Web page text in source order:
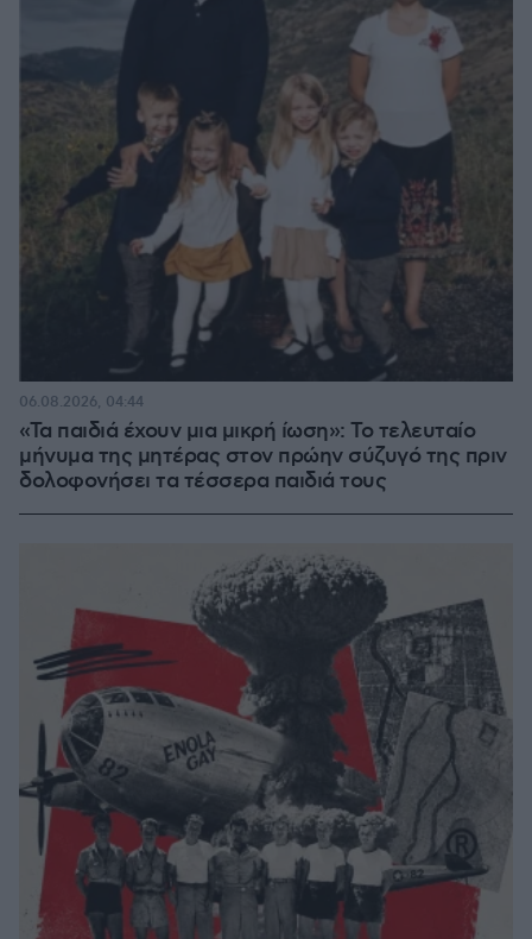
«Τα παιδιά έχουν μια μικρή ίωση»: Το τελευταίο
μήνυμα της μητέρας στον πρώην σύζυγό της πριν
δολοφονήσει τα τέσσερα παιδιά τους
06.08.2026, 04:44